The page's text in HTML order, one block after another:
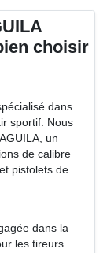
choisir
dans
sportif. Nous
un
de calibre
pistolets de
dans la
les tireurs